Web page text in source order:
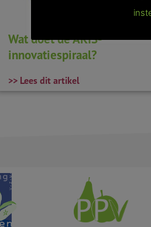
Wat doet de AKIS-
innovatiespiraal?
>> Lees dit artikel